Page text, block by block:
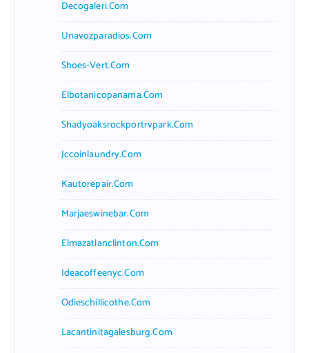
Decogaleri.com
Unavozparadios.com
Shoes-Vert.com
Elbotanicopanama.com
Shadyoaksrockportrvpark.com
Jccoinlaundry.com
Kautorepair.com
Marjaeswinebar.com
Elmazatlanclinton.com
Ideacoffeenyc.com
Odieschillicothe.com
Lacantinitagalesburg.com